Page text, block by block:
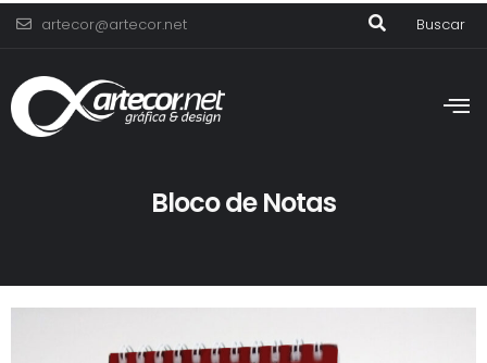
artecor@artecor.net Buscar
Bloco de Notas